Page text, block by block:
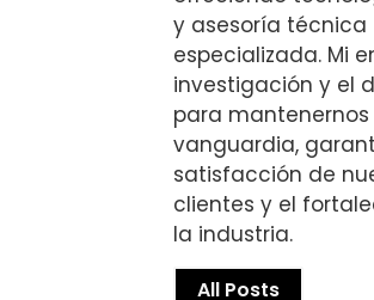
y asesoría técnica
especializada. Mi
investigación y el
para mantenernos
vanguardia,
satisfacción de
clientes y el
la industria.
All Posts